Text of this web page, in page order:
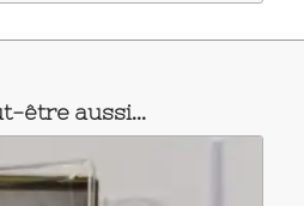
être aussi…